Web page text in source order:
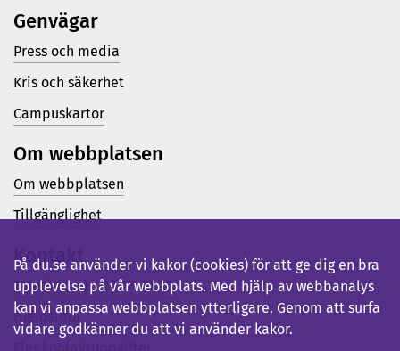
Genvägar
Press och media
Kris och säkerhet
Campuskartor
Om webbplatsen
Om webbplatsen
Tillgänglighet
Kontakt
Telefon (vx): 023-77 80 00
Hjälpsidor
På du.se använder vi kakor (cookies) för att ge dig en bra
upplevelse på vår webbplats. Med hjälp av webbanalys
kan vi anpassa webbplatsen ytterligare. Genom att surfa
vidare godkänner du att vi använder kakor.